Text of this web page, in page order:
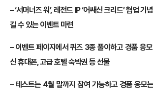
– ‘서머너즈 워’, 레전드 IP ‘어쌔신 크리드’ 협업 기
길 수 있는 이벤트 마련
– 이벤트 페이지에서 퀴즈 3종 풀이하고 경품 응
신 휴대폰, 고급 호텔 숙박권 등 선물
– 테스트는 4월 말까지 참여 가능하고 경품 응모